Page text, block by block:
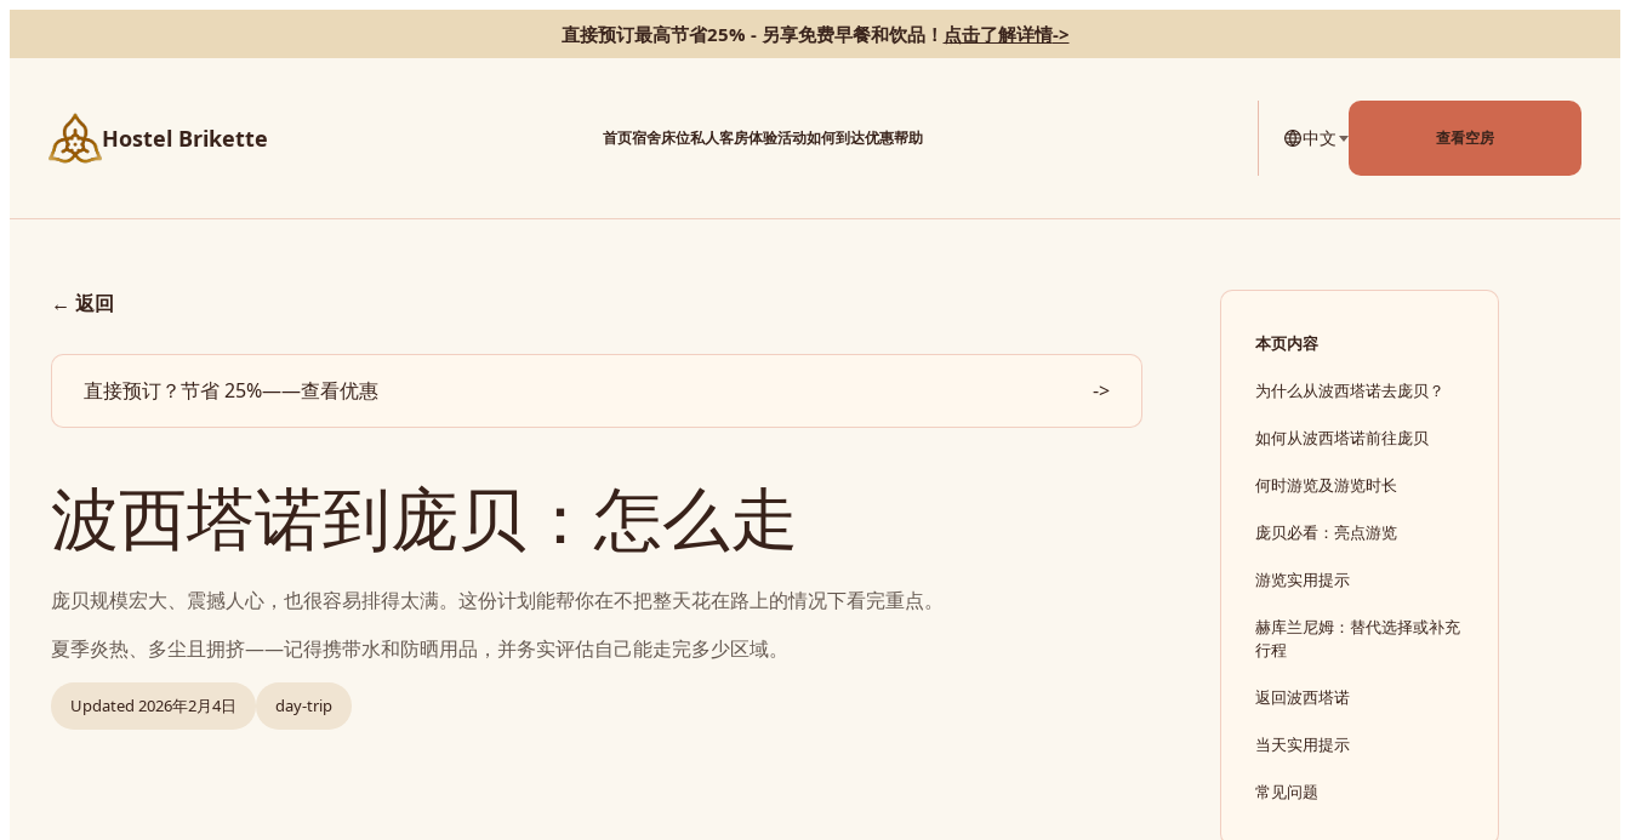
直接预订最高节省25% - 另享免费早餐和饮品！ 点击了解详情->
Hostel Brikette 首页宿舍床位私人客房体验活动如何到达优惠帮助 中文 查看空房
← 返回
直接预订？节省 25%——查看优惠 ->
波西塔诺到庞贝：怎么走
庞贝规模宏大、震撼人心，也很容易排得太满。这份计划能帮你在不把整天花在路上的情况下看完重点。
夏季炎热、多尘且拥挤——记得携带水和防晒用品，并务实评估自己能走完多少区域。
Updated 2026年2月4日 day-trip
本页内容
为什么从波西塔诺去庞贝？
如何从波西塔诺前往庞贝
何时游览及游览时长
庞贝必看：亮点游览
游览实用提示
赫库兰尼姆：替代选择或补充
行程
返回波西塔诺
当天实用提示
常见问题